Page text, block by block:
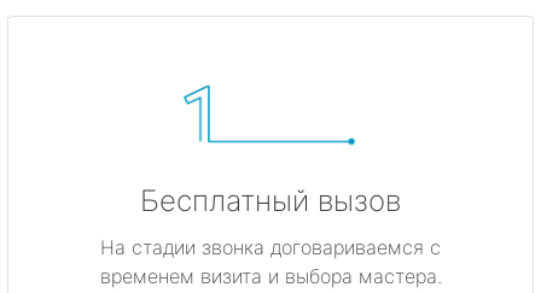
Бесплатный вызов
На стадии звонка договариваемся с
временем визита и выбора мастера.